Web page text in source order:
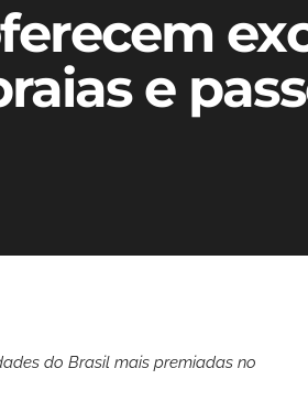
e
do Brasil mais premiadas no